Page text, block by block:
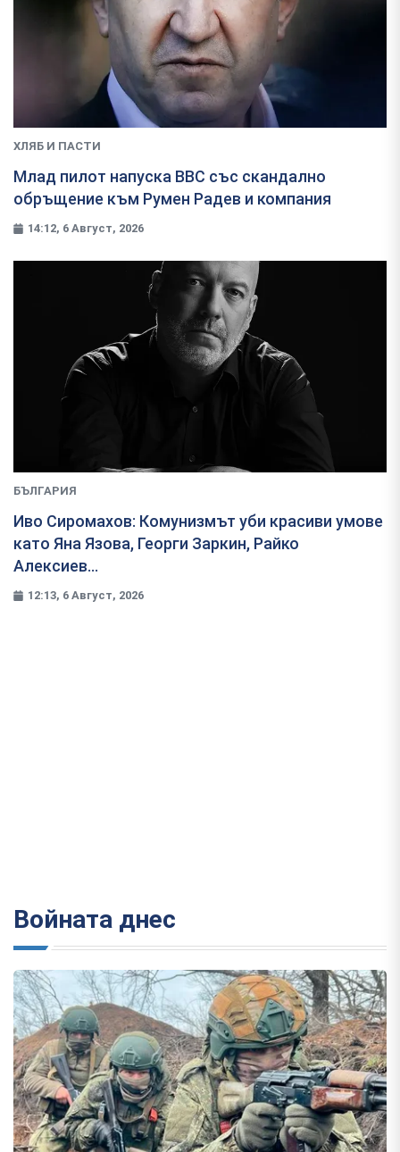
ХЛЯБ И ПАСТИ
Млад пилот напуска ВВС със скандално
обръщение към Румен Радев и компания
14:12, 6 Август, 2026
БЪЛГАРИЯ
Иво Сиромахов: Комунизмът уби красиви умове
като Яна Язова, Георги Заркин, Райко
Алексиев...
12:13, 6 Август, 2026
Войната днес